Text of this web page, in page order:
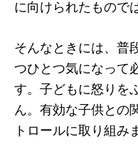
に向けられたもので
そんなときには、普
つひとつ気になって
す。子どもに怒りを
ん。有効な子供との
トロールに取り組み